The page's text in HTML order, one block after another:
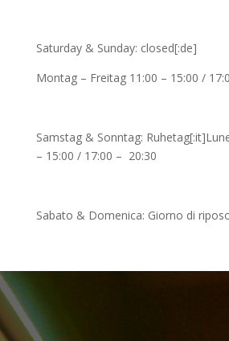
Saturday & Sunday: closed[:de]
Montag – Freitag 11:00 – 15:00 /
Samstag & Sonntag:
– 15:00 / 17:00 – 20:30
Sabato & Domenica: Giorno di